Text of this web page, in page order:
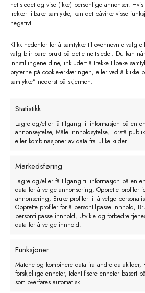
nettstedet og vise (ikke) personlige annonser.
trekker tilbake samtykke, kan det påvirke visse
negativt.
Klikk nedenfor for å samtykke til ovennevnte valg
valg blir bare brukt på dette nettstedet. Du kan
innstillingene dine, inkludert å trekke tilbake
bryterne på cookie-erklæringen, eller ved å klikke
samtykke" nederst på skjermen.
Statistikk
Lagre og/eller få tilgang til informasjon på en
annonseytelse, Måle innholdsytelse, Forstå
eller kombinasjoner av data fra ulike kilder.
Markedsføring
Lagre og/eller få tilgang til informasjon på en
data for å velge annonsering, Opprette profiler
annonsering, Bruke profiler til å velge
Opprette profiler for å persontilpasse innhold,
persontilpasse innhold, Utvikle og forbedre
data for å velge innhold.
Funksjoner
Matche og kombinere data fra andre datakilder,
forskjellige enheter, Identifisere enheter basert
som overføres automatisk.
Klauvsaks. uten tenner.
Legg i handlekurv